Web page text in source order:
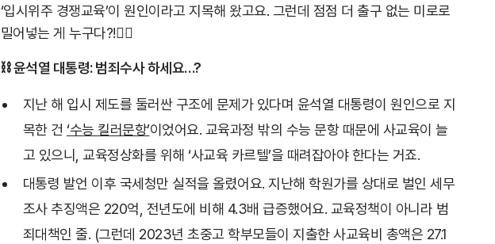
‘입시위주 경쟁교육’이 원인이라고 지목해 왔고요. 그런데 점점 더 출구 없는 미로로
밀어넣는 게 누구다?!😮‍💨
⛓️‍ 윤석열 대통령: 범죄수사 하세요…?
지난 해 입시 제도를 둘러싼 구조에 문제가 있다며 윤석열 대통령이 원인으로 지
목한 건 ‘수능 킬러문항’이었어요. 교육과정 밖의 수능 문항 때문에 사교육이 늘
고 있으니, 교육정상화를 위해 ‘사교육 카르텔’을 때려잡아야 한다는 거죠.
대통령 발언 이후 국세청만 실적을 올렸어요. 지난해 학원가를 상대로 벌인 세무
조사 추징액은 220억, 전년도에 비해 4.3배 급증했어요. 교육정책이 아니라 범
죄대책인 줄. (그런데 2023년 초중고 학부모들이 지출한 사교육비 총액은 27.1